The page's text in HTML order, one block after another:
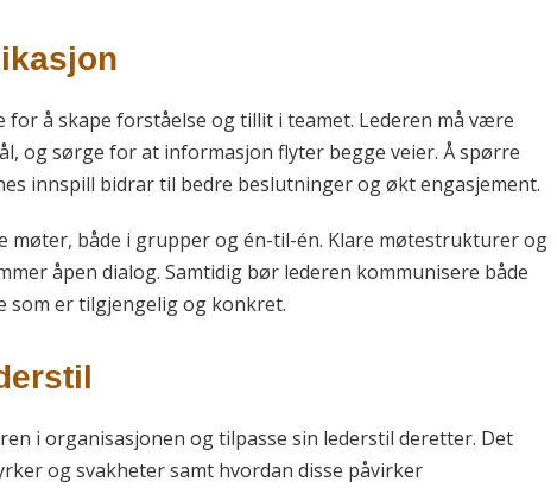
for å skape forståelse og tillit i teamet. Lederen må være
og sørge for at informasjon flyter begge veier. Å spørre
innspill bidrar til bedre beslutninger og økt engasjement.
møter, både i grupper og én-til-én. Klare møtestrukturer og
åpen dialog. Samtidig bør lederen kommunisere både
som er tilgjengelig og konkret.
i organisasjonen og tilpasse sin lederstil deretter. Det
og svakheter samt hvordan disse påvirker